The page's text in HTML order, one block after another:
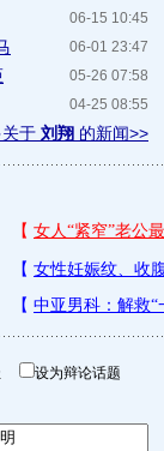
06-15 10:45
06-01 23:47
05-26 07:58
04-25 08:55
于 刘翔 的新闻>>
设为辩论话题